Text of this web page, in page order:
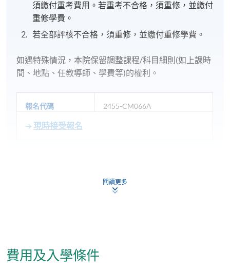
須繳付重考費用。若重考不合格，須重修，並繳付
重修學費。
若全部評核不合格，須重修，並繳付重修學費。
如遇特殊情況，本院保留調整課程/科目細則(如上課時
間、地點、任教導師、學費等)的權利。
報名代碼 2455-CM066A
現時接受報名
逢周二，7:00pm - 10:00pm
地點
閱讀更多
費用及入學條件